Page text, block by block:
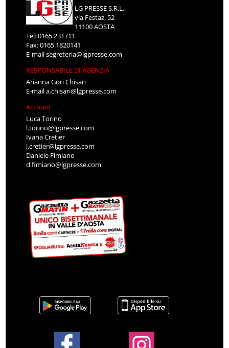
LG PRESSE S.R.L.
via Festaz, 52
11100 AOSTA
Tel: 0165.231711
Fax: 0165.1820141
E-mailsegreteria@lgpresse.com
RESPONSABILE DI AGENZIA
Arianna Gori Chisari
E-maila.chisari@lgpresse.com
Account
Luca Torino
l.torino@lgpresse.com
Ivana Cretier
i.cretier@lgpresse.com
Daniele Fimiano
d.fimiano@lgpresse.com